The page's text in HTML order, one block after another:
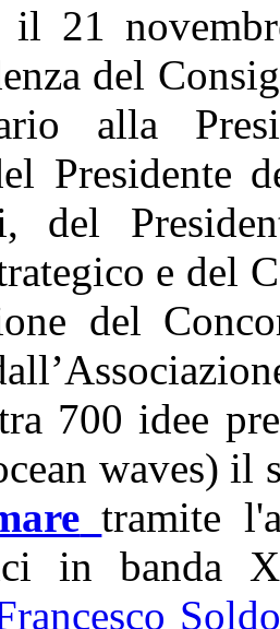
il 21
del
alla
Presidente
del
e del
del
700 idee
waves) il
tramite
in banda